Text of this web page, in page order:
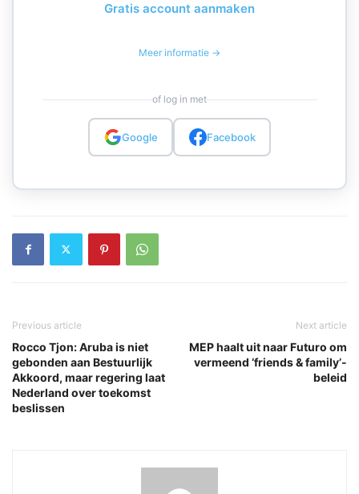
Gratis account aanmaken
Meer informatie →
of log in met
Google Facebook
Previous article
Rocco Tjon: Aruba is niet
gebonden aan Bestuurlijk
Akkoord, maar regering laat
Nederland over toekomst
beslissen
Next article
MEP haalt uit naar Futuro om
vermeend ‘friends & family’-
beleid